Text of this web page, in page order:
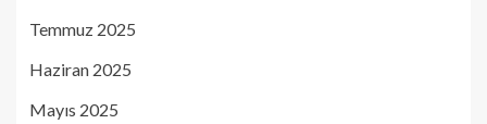
Temmuz 2025
Haziran 2025
Mayıs 2025